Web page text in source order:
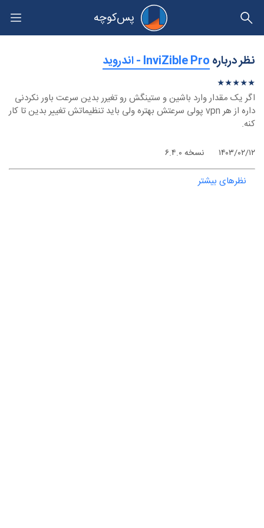
پس‌کوچه
حریم خصوصی
نظر درباره‫InviZible Pro - اندروید
★★★★★
★
★
★
★
★
اگر یک مقدار وارد باشین و ستینگش رو تغیرر بدین سرعت باور نکردنی
داره از هر vpn پولی سرعتش بهتره ولی باید تنظیماتش تغییر بدین تا کار
کنه.
۱۴۰۳/۰۲/۱۲ نسخه ۶.۴.۰
نظرهای بیشتر